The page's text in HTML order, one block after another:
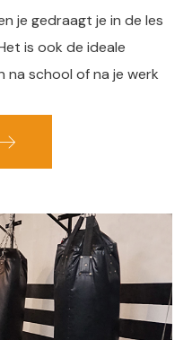
je gedraagt je in de les
is ook de ideale
na school of na je werk